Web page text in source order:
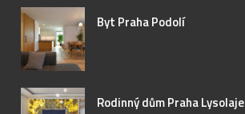
Byt Praha Podolí
Rodinný dům Praha Lysolaje